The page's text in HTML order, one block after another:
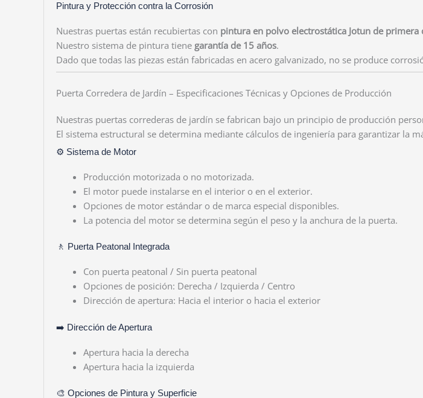
Pintura y Protección contra la Corrosión
Nuestras puertas están recubiertas con pintura en polvo electrostática Jotun de primera
Nuestro sistema de pintura tiene garantía de 15 años.
Dado que todas las piezas están fabricadas en acero galvanizado, no se produce
Puerta Corredera de Jardín – Especificaciones Técnicas y Opciones de Producción
Nuestras puertas correderas de jardín se fabrican bajo un principio de producción
El sistema estructural se determina mediante cálculos de ingeniería para garantizar la
⚙️ Sistema de Motor
Producción motorizada o no motorizada.
El motor puede instalarse en el interior o en el exterior.
Opciones de motor estándar o de marca especial disponibles.
La potencia del motor se determina según el peso y la anchura de la puerta.
🚶 Puerta Peatonal Integrada
Con puerta peatonal / Sin puerta peatonal
Opciones de posición: Derecha / Izquierda / Centro
Dirección de apertura: Hacia el interior o hacia el exterior
➡️ Dirección de Apertura
Apertura hacia la derecha
Apertura hacia la izquierda
🎨 Opciones de Pintura y Superficie